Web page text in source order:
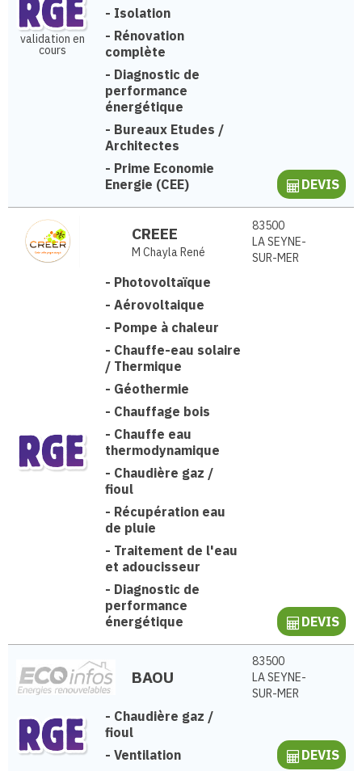
validation en
cours
- Isolation
- Rénovation
complète
- Diagnostic de
performance
énergétique
- Bureaux Etudes /
Architectes
- Prime Economie
Energie (CEE)
DEVIS
CREEE
M Chayla René
83500
LA SEYNE-
SUR-MER
- Photovoltaïque
- Aérovoltaique
- Pompe à chaleur
- Chauffe-eau solaire
/ Thermique
- Géothermie
- Chauffage bois
- Chauffe eau
thermodynamique
- Chaudière gaz /
fioul
- Récupération eau
de pluie
- Traitement de l'eau
et adoucisseur
- Diagnostic de
performance
énergétique
DEVIS
BAOU
83500
LA SEYNE-
SUR-MER
- Chaudière gaz /
fioul
- Ventilation DEVIS